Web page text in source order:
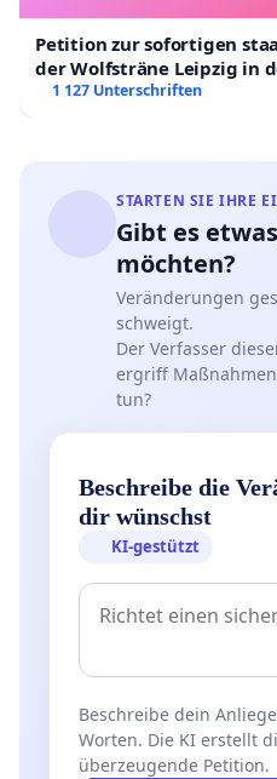
Petition zur sofortigen
der Wolfsträne Leipzig in
1 127 Unterschriften
STARTEN SIE IHRE
Gibt es
möchten?
Veränderungen
schweigt.
Der Verfasser
ergriff
tun?
Beschreibe die
dir wünschst
KI-gestützt
Beschreibe dein
Worten. Die KI erstellt
überzeugende Petition.